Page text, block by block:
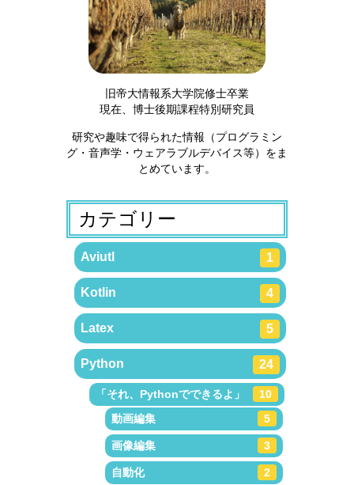
旧帝大情報系大学院修士卒業
現在、博士後期課程特別研究員
研究や趣味で得られた情報（プログラミン
グ・音声学・ウェアラブルデバイス等）をま
とめています。
カテゴリー
Aviutl 1
Kotlin 4
Latex 5
Python 24
「それ、Pythonでできるよ」
10
動画編集
5
画像編集 3
自動化 2